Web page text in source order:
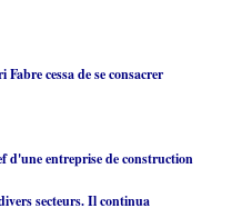
Fabre cessa de se consacrer
d'une entreprise de construction
secteurs. Il continua